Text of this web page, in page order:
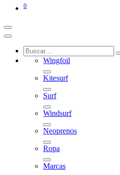
0
Wingfoil
Kitesurf
Surf
Windsurf
Neoprenos
Ropa
Marcas